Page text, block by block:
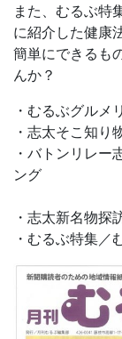
また、むるぶ特
に紹介した健康
簡単にできるも
んか？
・むるぶグルメ
・志太そこ知り
・バトンリレー
ング
代表取
・志太新名物探
・むるぶ特集